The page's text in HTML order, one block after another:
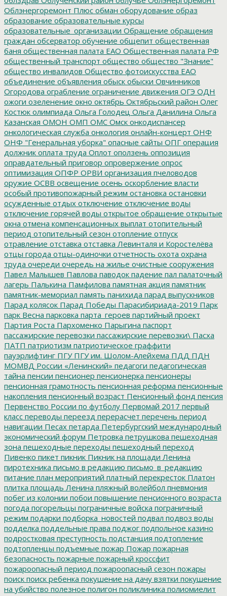
Облэнергоремонт Плюс обман оборудование образ
образование образовательные курсы
образовательные_организации Обращение обращения
граждан обсерватор обучение общепит общественная
баня общественная палата ЕАО Общественная палата РФ
общественный транспорт общество общество "Знание"
общество инвалидов Общество фотоискусства ЕАО
объединение объявления обыск обыски Овчинников
Огородова ограбление ограничение движения ОГЭ ОДН
ожоги озеленение окно октябрь Октябрьский район Олег
Костюк олимпиада Ольга Голодец Ольга Данилина Ольга
Казанская ОМОН ОМП ОМС Омск онкодиспансер
онкологическая служба онкология онлайн-концерт ОНФ
ОНФ "Генеральная уборка" опасные сайты ОПГ операция
должник оплата труда Оплот оползень оппозиция
оправдательный приговор опровержение опрос
оптимизация ОПФР ОРВИ организация пчеловодов
оружие ОСВВ освещение осень оскорбление власти
особый противопожарный режим остановка остановки
осужденные отдых отключение отключение воды
отключение горячей воды открытое обращение открытые
окна отмена компенсационных выплат отопительный
период отопительный сезон отопление отпуск
отравление отставка отставка Левинталя и Коростелёва
отцы города отцы-одиночки отчетность охота охрана
труда очереди очередь на жилье очистные сооружения
Павел Малышев Павлова паводок падение пал палаточный
лагерь Палькина Памфилова памятная акция памятник
памятник-мемориал память панихида парад выпускников
Парад колясок Парад Победы Парасибириада-2019 Парк
парк Весна парковка парта_героев партийный проект
Партия Роста Пархоменко Парыгина паспорт
пассажирские перевозки пассажирские перевозки\ Пасха
ПАТП патриотизм патриотическое граффити
пауэрлифтинг ПГУПГУ им. Шолом-Алейхема ПДД ПДН
МОМВД России «Ленинский» педагоги педагогическая
тайна пенсии пенсионер пенсионерка пенсионеры
пенсионная грамотность пенсионная реформа пенсионные
накопления пенсионный возраст Пенсионный фонд пенсия
Первенство России по футболу Первомай 2017 первый
класс переводы переезд перерасчет перечень период
навигации Песах петарда Петербургский международный
экономический форум Петровка петрушкова пешеходная
зона пешеходные переходы пешеходный переход
Пивенко пикет пикник Пикник на площади Ленина
пиротехника письмо в редакцию письмо_в_редакцию
питание план мероприятий платный перекресток Платон
плитка площадь Ленина пляжный волейбол пневмония
побег из колонии побои повышение пенсионного возраста
погода погорельцы пограничные войска пограничный
режим подарки подборка_новостей подвал подвоз воды
подделка поддельные права поджог подпольное казино
подростковая преступность подстанция подтопление
подтопленцы подъемные пожар Пожар пожарная
безопасность пожарные пожарный кроссфит
пожароопасный период пожароопасный сезон пожары
поиск поиск ребенка покушение на дачу взятки покушение
на убийство полезное полигон поликлиника полиомиелит